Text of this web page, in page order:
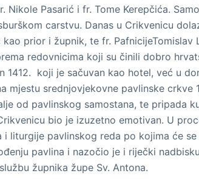
. Nikole Pasarić ifr.Tome Kerepčića.
carstvu. Danas u Crikvenicu
kao prior i župnik, tefr. PafnicijeTomislav
redovnicima koji su činili dobro
1412. koji je sačuvan kao hotel, već u
mjestu srednjovjekovne pavlinske crkve
od pavlinskog samostana, te pripada
bio je izuzetno emotivan. U
i liturgije pavlinskog reda po kojima će
pavlina i nazočio je i riječki
župnika župe Sv. Antona.